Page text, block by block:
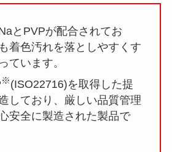
とPVPが配合されてお
着色汚れを落としやすくす
ています。
※(ISO22716)を取得した提
しており、厳しい品質管理
安全に製造された製品で